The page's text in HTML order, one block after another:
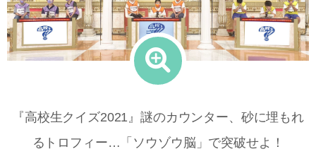
『高校生クイズ2021』謎のカウンター、砂に埋もれ
るトロフィー…「ソウゾウ脳」で突破せよ！